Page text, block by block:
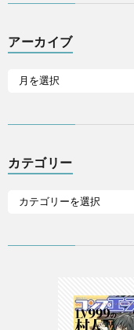
アーカイブ
カテゴリー